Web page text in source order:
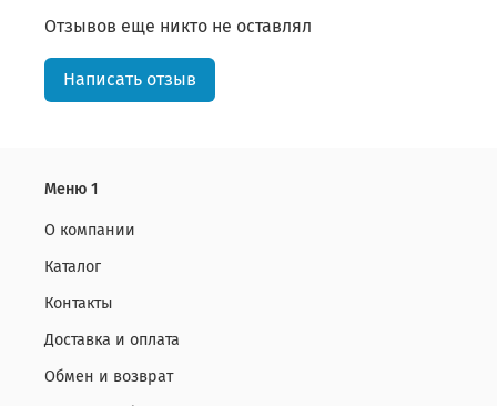
Отзывов еще никто не оставлял
Написать отзыв
Меню 1
О компании
Каталог
Контакты
Доставка и оплата
Обмен и возврат